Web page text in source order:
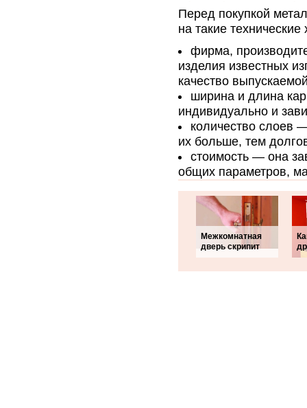
Перед покупкой
на такие
фирма,
изделия известных
качество
ширина и длина
индивидуально и
количество слоев
их больше, тем
стоимость — она
общих параметров,
Межкомнатная
дверь скрипит